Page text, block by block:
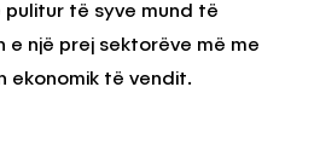
pulitur të syve mund të
e një prej sektorëve më me
ekonomik të vendit.